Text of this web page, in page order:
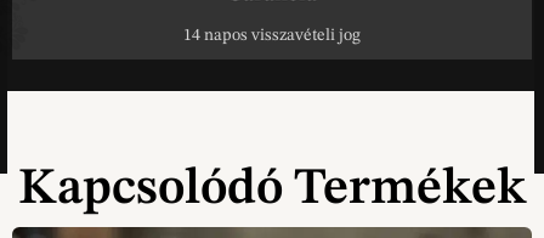
14 napos visszavételi jog
Kapcsolódó Termékek